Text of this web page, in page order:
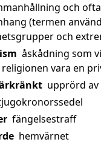
och
(termen
och
åskådning som
vara en
upprörd
fängelsestraff
hemvärnet